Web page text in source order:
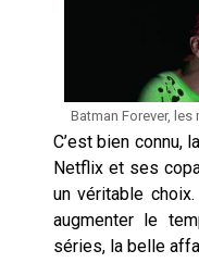
Batman Forever,
C’est bien connu,
Netflix et ses
un véritable choix.
augmenter le
séries, la belle